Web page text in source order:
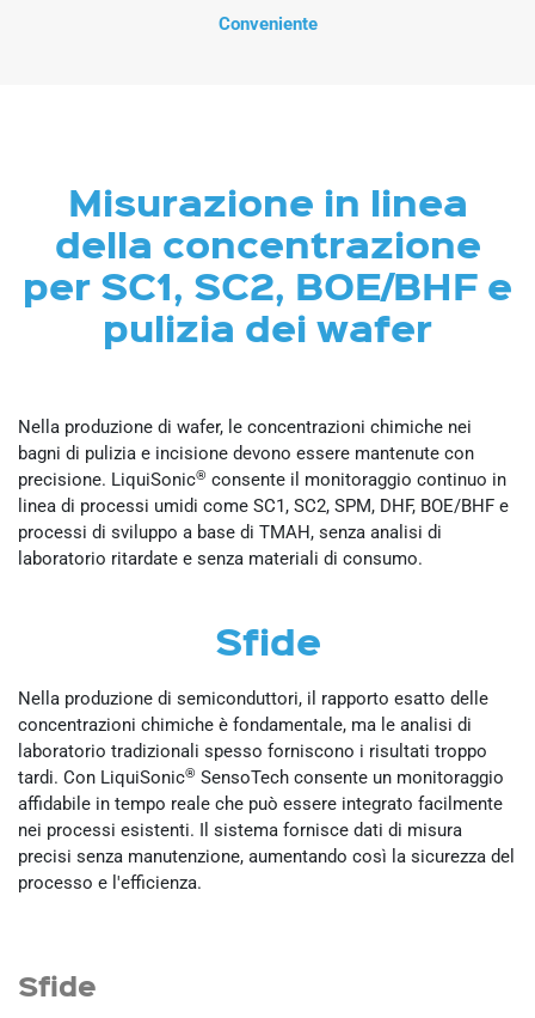
Conveniente
Misurazione in linea
della concentrazione
per SC1, SC2, BOE/BHF e
pulizia dei wafer
Nella produzione di wafer, le concentrazioni chimiche nei
bagni di pulizia e incisione devono essere mantenute con
precisione. LiquiSonic® consente il monitoraggio continuo in
linea di processi umidi come SC1, SC2, SPM, DHF, BOE/BHF e
processi di sviluppo a base di TMAH, senza analisi di
laboratorio ritardate e senza materiali di consumo.
Sfide
Nella produzione di semiconduttori, il rapporto esatto delle
concentrazioni chimiche è fondamentale, ma le analisi di
laboratorio tradizionali spesso forniscono i risultati troppo
tardi. Con LiquiSonic® SensoTech consente un monitoraggio
affidabile in tempo reale che può essere integrato facilmente
nei processi esistenti. Il sistema fornisce dati di misura
precisi senza manutenzione, aumentando così la sicurezza del
processo e l'efficienza.
Sfide